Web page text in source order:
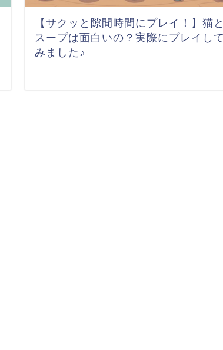
【サクッと隙間時間にプレイ！】猫と
スープは面白いの？実際にプレイして
みました♪